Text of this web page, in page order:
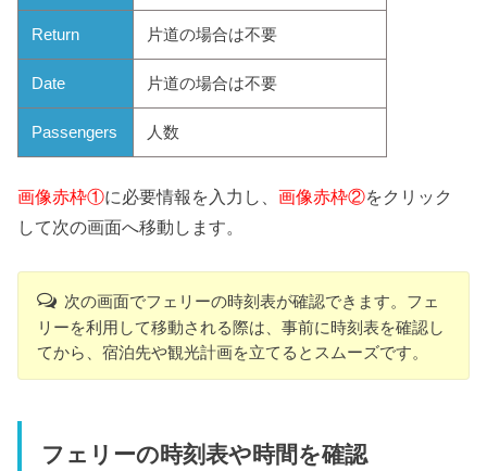
Return 片道の場合は不要
Date 片道の場合は不要
Passengers 人数
画像赤枠①に必要情報を入力し、画像赤枠②をクリック
して次の画面へ移動します。
次の画面でフェリーの時刻表が確認できます。フェ
リーを利用して移動される際は、事前に時刻表を確認し
てから、宿泊先や観光計画を立てるとスムーズです。
フェリーの時刻表や時間を確認